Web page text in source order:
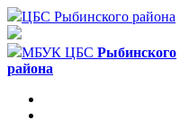
ЦБС Рыбинского района
МБУК ЦБС Рыбинского
района